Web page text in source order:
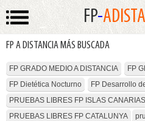
FP-
FP A DISTANCIA MÁS BUSCADA
FP GRADO MEDIO A DISTANCIA
FP
FP Dietética Nocturno
FP Desarrollo
PRUEBAS LIBRES FP ISLAS CANARIAS
PRUEBAS LIBRES FP CATALUNYA